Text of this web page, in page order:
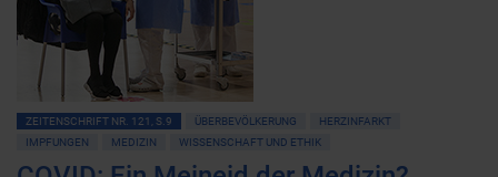
ZEITENSCHRIFT NR. 121, S.9 ÜBERBEVÖLKERUNG
HERZINFARKT
IMPFUNGEN
MEDIZIN WISSENSCHAFT UND ETHIK